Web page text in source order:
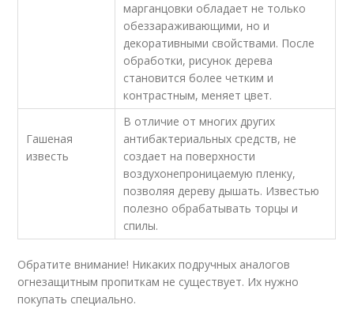
марганцовки обладает не только
обеззараживающими, но и
декоративными свойствами. После
обработки, рисунок дерева
становится более четким и
контрастным, меняет цвет.
Гашеная
известь
В отличие от многих других
антибактериальных средств, не
создает на поверхности
воздухонепроницаемую пленку,
позволяя дереву дышать. Известью
полезно обрабатывать торцы и
спилы.
Обратите внимание! Никаких подручных аналогов
огнезащитным пропиткам не существует. Их нужно
покупать специально.